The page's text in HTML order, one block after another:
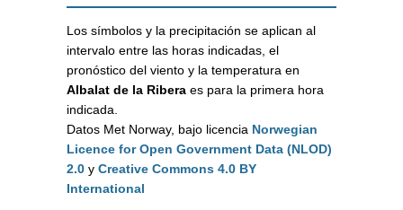
Los símbolos y la precipitación se aplican al
intervalo entre las horas indicadas, el
pronóstico del viento y la temperatura en
Albalat de la Ribera es para la primera hora
indicada.
Datos Met Norway, bajo licencia Norwegian
Licence for Open Government Data (NLOD)
2.0 y Creative Commons 4.0 BY
International